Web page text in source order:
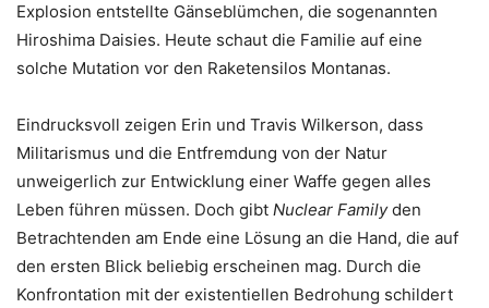
Explosion entstellte Gänseblümchen, die sogenannten
Hiroshima Daisies. Heute schaut die Familie auf eine
solche Mutation vor den Raketensilos Montanas.
Eindrucksvoll zeigen Erin und Travis Wilkerson, dass
Militarismus und die Entfremdung von der Natur
unweigerlich zur Entwicklung einer Waffe gegen alles
Leben führen müssen. Doch gibt Nuclear Familyden
Betrachtenden am Ende eine Lösung an die Hand, die auf
den ersten Blick beliebig erscheinen mag. Durch die
Konfrontation mit der existentiellen Bedrohung schildert